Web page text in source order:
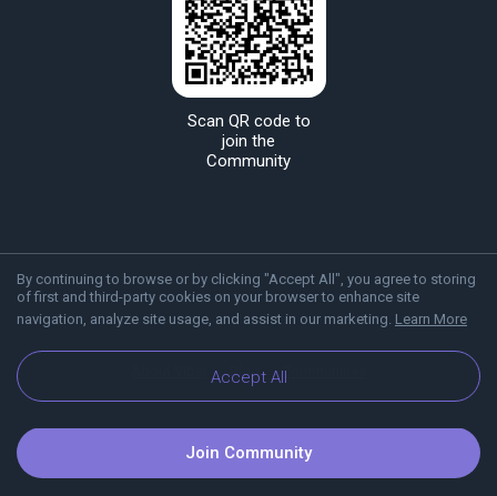
By continuing to browse or by clicking "Accept All", you agree to storing
of first and third-party cookies on your browser to enhance site
navigation, analyze site usage, and assist in our marketing. Learn More
Accept All
Scan QR code to
join the
Community
Blog Communities
Join Community